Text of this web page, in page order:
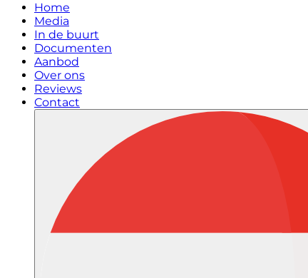
Home
Media
In de buurt
Documenten
Aanbod
Over ons
Reviews
Contact